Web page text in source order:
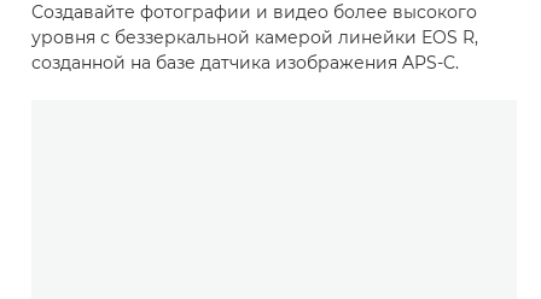
Создавайте фотографии и видео более высокого
уровня с беззеркальной камерой линейки EOS R,
созданной на базе датчика изображения APS-C.